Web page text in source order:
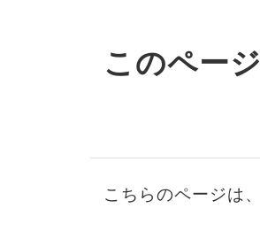
このペー
こちらのページは